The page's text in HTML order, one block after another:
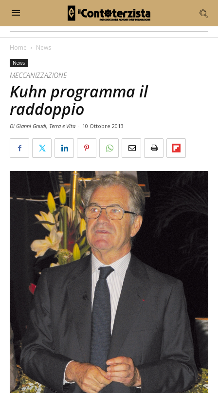
Home News
News
MECCANIZZAZIONE
Kuhn programma il
raddoppio
Di Gianni Gnudi, Terra e Vita - 10 Ottobre 2013